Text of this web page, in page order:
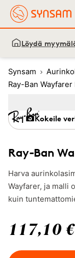
Löydä
Synsam
Ray-Ban
Ray-Ban
Harva
Wayfarer, ja malli
kuin
117,10 €
Kokeile